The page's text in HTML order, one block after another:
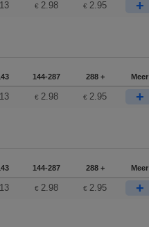
€ 2.98 €2.95 +
144-287 288 + Meer
€ 2.98 €2.95 +
144-287 288 + Meer
€ 2.98 €2.95 +